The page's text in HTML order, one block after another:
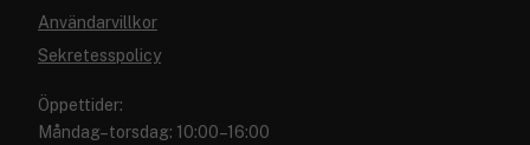
Användarvillkor
Sekretesspolicy
Öppettider:
Måndag–torsdag: 10:00–16:00